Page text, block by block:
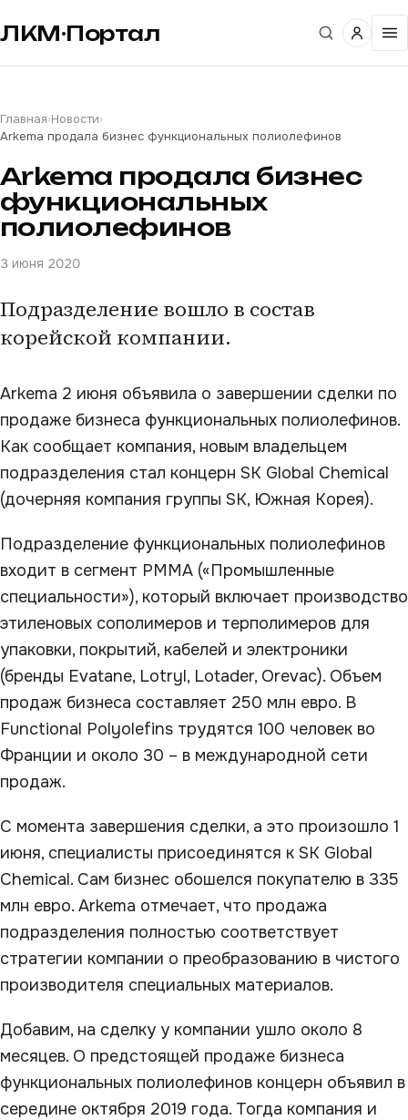
ЛКМ·Портал
Главная›Новости›
Arkema продала бизнес функциональных полиолефинов
Arkema продала бизнес
функциональных
полиолефинов
3 июня 2020
Подразделение вошло в состав
корейской компании.
Arkema 2 июня объявила о завершении сделки по
продаже бизнеса функциональных полиолефинов.
Как сообщает компания, новым владельцем
подразделения стал концерн SK Global Chemical
(дочерняя компания группы SK, Южная Корея).
Подразделение функциональных полиолефинов
входит в сегмент PMMA («Промышленные
специальности»), который включает производство
этиленовых сополимеров и терполимеров для
упаковки, покрытий, кабелей и электроники
(бренды Evatane, Lotryl, Lotader, Orevac). Объем
продаж бизнеса составляет 250 млн евро. В
Functional Polyolefins трудятся 100 человек во
Франции и около 30 – в международной сети
продаж.
С момента завершения сделки, а это произошло 1
июня, специалисты присоединятся к SK Global
Chemical. Сам бизнес обошелся покупателю в 335
млн евро. Arkema отмечает, что продажа
подразделения полностью соответствует
стратегии компании о преобразованию в чистого
производителя специальных материалов.
Добавим, на сделку у компании ушло около 8
месяцев. О предстоящей продаже бизнеса
функциональных полиолефинов концерн объявил в
середине октября 2019 года. Тогда компания и